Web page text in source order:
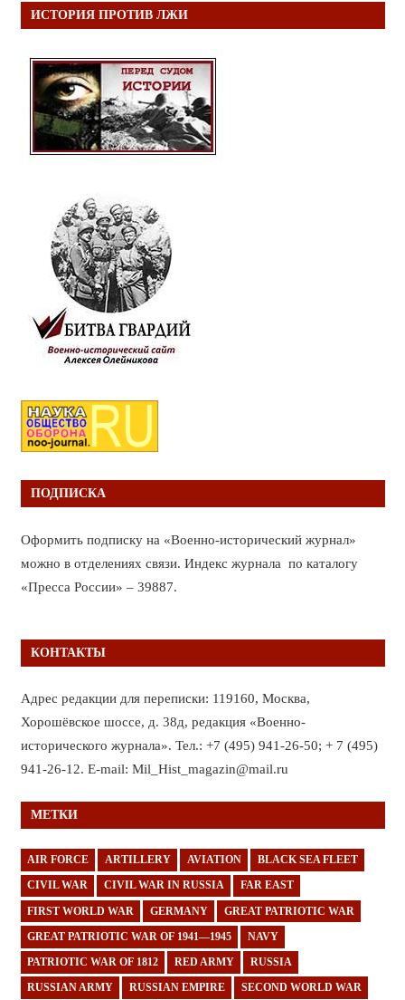
ИСТОРИЯ ПРОТИВ ЛЖИ
ПОДПИСКА
Оформить подписку на «Военно-исторический журнал»
можно в отделениях связи. Индекс журнала по каталогу
«Пресса России» – 39887.
КОНТАКТЫ
Адрес редакции для переписки: 119160, Москва,
Хорошёвское шоссе, д. 38д, редакция «Военно-
исторического журнала». Тел.: +7 (495) 941-26-50; + 7 (495)
941-26-12. E-mail: Mil_Hist_magazin@mail.ru
МЕТКИ
AIR FORCE ARTILLERY AVIATION BLACK SEA FLEET
CIVIL WAR CIVIL WAR IN RUSSIA FAR EAST
FIRST WORLD WAR GERMANY GREAT PATRIOTIC WAR
GREAT PATRIOTIC WAR OF 1941—1945 NAVY
PATRIOTIC WAR OF 1812 RED ARMY RUSSIA
RUSSIAN ARMY RUSSIAN EMPIRE SECOND WORLD WAR